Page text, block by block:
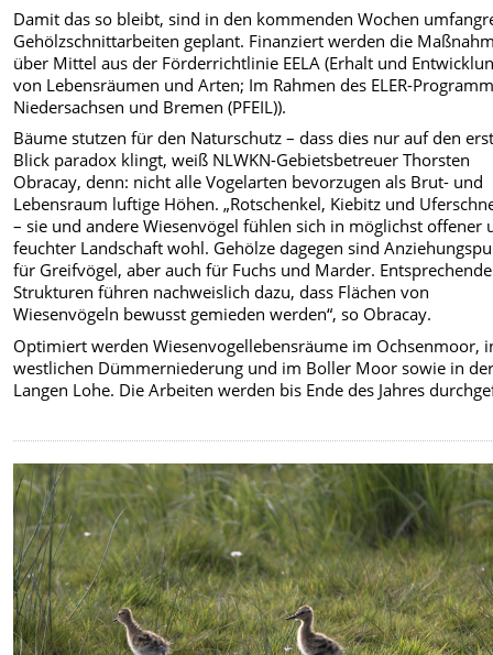
Damit das so bleibt, sind in den kommenden Wochen
Gehölzschnittarbeiten geplant. Finanziert werden die
über Mittel aus der Förderrichtlinie EELA (Erhalt und
von Lebensräumen und Arten; Im Rahmen des ELER-
Niedersachsen und Bremen (PFEIL)).
Bäume stutzen für den Naturschutz – dass dies nur auf den
Blick paradox klingt, weiß NLWKN-Gebietsbetreuer Thorsten
Obracay, denn: nicht alle Vogelarten bevorzugen als Brut- und
Lebensraum luftige Höhen. „Rotschenkel, Kiebitz und
– sie und andere Wiesenvögel fühlen sich in möglichst offener
feuchter Landschaft wohl. Gehölze dagegen sind
für Greifvögel, aber auch für Fuchs und Marder. Entsprechende
Strukturen führen nachweislich dazu, dass Flächen von
Wiesenvögeln bewusst gemieden werden“, so Obracay.
Optimiert werden Wiesenvogellebensräume im Ochsenmoor,
westlichen Dümmerniederung und im Boller Moor sowie in
Langen Lohe. Die Arbeiten werden bis Ende des Jahres